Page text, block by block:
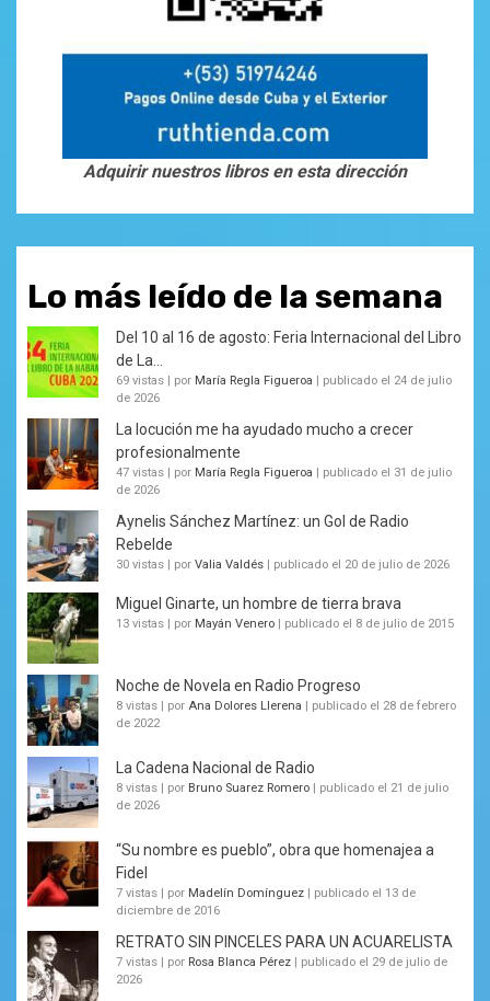
Adquirir nuestros libros en esta dirección
Lo más leído de la semana
Del 10 al 16 de agosto: Feria Internacional del Libro
de La...
69 vistas | por María Regla Figueroa | publicado el 24 de julio
de 2026
La locución me ha ayudado mucho a crecer
profesionalmente
47 vistas | por María Regla Figueroa | publicado el 31 de julio
de 2026
Aynelis Sánchez Martínez: un Gol de Radio
Rebelde
30 vistas | por Valia Valdés | publicado el 20 de julio de 2026
Miguel Ginarte, un hombre de tierra brava
13 vistas | por Mayán Venero | publicado el 8 de julio de 2015
Noche de Novela en Radio Progreso
8 vistas | por Ana Dolores Llerena | publicado el 28 de febrero
de 2022
La Cadena Nacional de Radio
8 vistas | por Bruno Suarez Romero | publicado el 21 de julio
de 2026
“Su nombre es pueblo”, obra que homenajea a
Fidel
7 vistas | por Madelín Domínguez | publicado el 13 de
diciembre de 2016
RETRATO SIN PINCELES PARA UN ACUARELISTA
7 vistas | por Rosa Blanca Pérez | publicado el 29 de julio de
2026